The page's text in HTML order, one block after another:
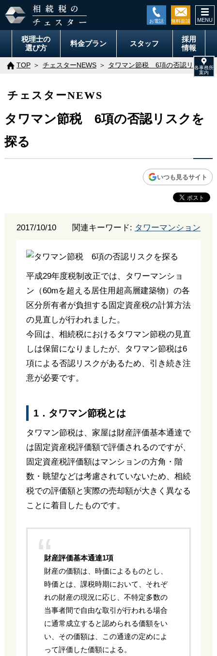
税理士の
選び方
料金プラン スタッフ
採用
情報
TOP チェスターNEWS タワマン節税 6項の否認リスクを
チェスターNEWS
タワマン節税 6項の否認リスクを
探る
いつも見るサイト
2017/10/10 関連キーワード: タワーマンション
平成29年度税制改正では、タワーマンショ
ン（60mを超える居住用超高層建築物）の各
区分所有者が負担する固定資産税の計算方法
の見直しが行われました。
今回は、相続税におけるタワマン節税の見直
しは保留になりましたが、タワマン節税は6
項による否認リスクがあるため、引き続き注
意が必要です。
1．タワマン節税とは
タワマン節税は、家屋は財産評価基本通達で
は固定資産税評価額で評価されるのですが、
固定資産税評価額はマンションの方角・階
数・眺望などは考慮されていないため、相続
税での評価額と実際の売却額が大きく異なる
ことに着目したものです。
財産評価基本通達1項
財産の価額は、時価によるものとし、
時価とは、課税時期において、それぞ
れの財産の現況に応じ、不特定多数の
当事者間で自由な取引が行われる場合
に通常成立すると認められる価額をい
い、その価額は、この通達の定めによ
って評価した価額による。